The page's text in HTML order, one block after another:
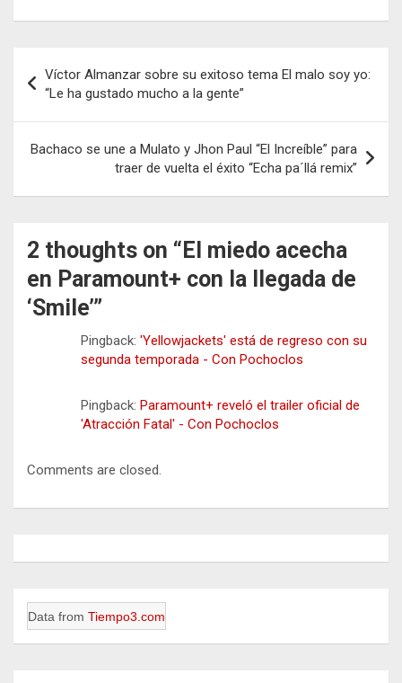
de
entradas
Víctor Almanzar sobre su exitoso tema El malo soy yo:
“Le ha gustado mucho a la gente”
Bachaco se une a Mulato y Jhon Paul “El Increíble” para
traer de vuelta el éxito “Echa pa´llá remix”
2 thoughts on “ El miedo acecha
en Paramount+ con la llegada de
‘Smile’”
Pingback: 'Yellowjackets' está de regreso con su
segunda temporada - Con Pochoclos
Pingback: Paramount+ reveló el trailer oficial de
'Atracción Fatal' - Con Pochoclos
Comments are closed.
Data from Tiempo3.com